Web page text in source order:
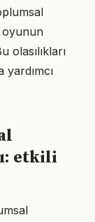
oyunun
olasılıkları
yardımcı
etkili